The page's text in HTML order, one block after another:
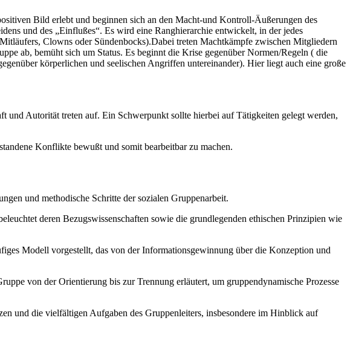
Bild erlebt und beginnen sich an den Macht-und Kontroll-Äußerungen des
und des „Einflußes“. Es wird eine Ranghierarchie entwickelt, in der jedes
Clowns oder Sündenbocks).Dabei treten Machtkämpfe zwischen Mitgliedern
ab, bemüht sich um Status. Es beginnt die Krise gegenüber Normen/Regeln ( die
körperlichen und seelischen Angriffen untereinander). Hier liegt auch eine große
und Autorität treten auf. Ein Schwerpunkt sollte hierbei auf Tätigkeiten gelegt werden,
Konflikte bewußt und somit bearbeitbar zu machen.
und methodische Schritte der sozialen Gruppenarbeit.
deren Bezugswissenschaften sowie die grundlegenden ethischen Prinzipien wie
Modell vorgestellt, das von der Informationsgewinnung über die Konzeption und
von der Orientierung bis zur Trennung erläutert, um gruppendynamische Prozesse
und die vielfältigen Aufgaben des Gruppenleiters, insbesondere im Hinblick auf